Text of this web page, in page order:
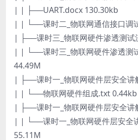
| | ├──UART.docx 130.30kb
| | └──课时二_物联网通信接口调
| ├──课时三_物联网硬件渗透测试
| | └──课时三_物联网硬件渗透测
44.49M
| ├──课时一_物联网硬件层安全讲
| | └──物联网硬件组成.txt 0.44kb
| ├──课时一_物联网硬件层安全讲
| | └──课时一_物联网硬件层安全
55.11M